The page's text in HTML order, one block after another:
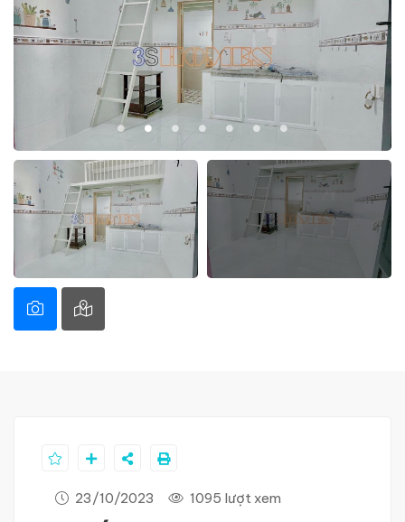
23/10/2023 1095 lượt xem